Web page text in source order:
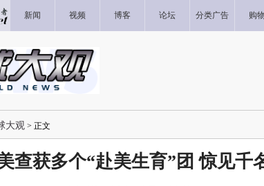
新闻 视频 博客 论坛 分类广告 购物
大观 > 正文
查获多个“赴美生育”团 惊见千